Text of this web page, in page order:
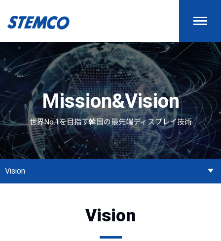
Mission&Vision
世界No.1を目指す韓国の最先端ディスプレイ技術
Vision
Vision